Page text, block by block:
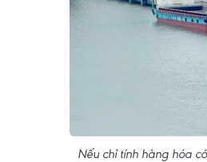
Nếu chỉ tính hàng hóa